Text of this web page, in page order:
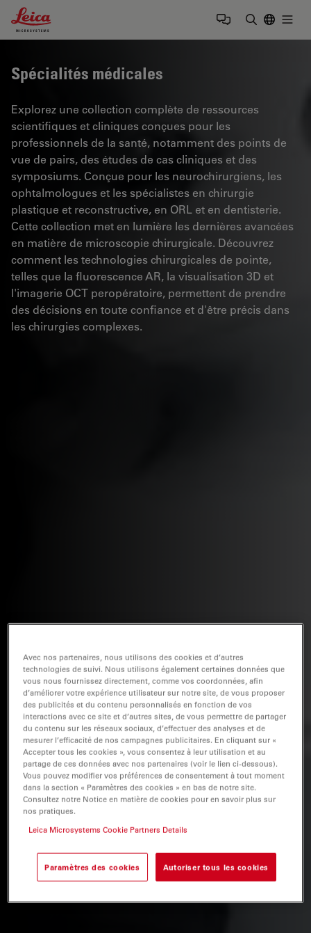
Leica Microsystems Logo
Spécialités médicales
Explorez une collection complète de ressources
scientifiques et cliniques conçues pour les
professionnels de la santé, notamment des points de
vue de pairs, des études de cas cliniques et des
symposiums. Conçue pour les neurochirurgiens, les
ophtalmologues et les spécialistes en chirurgie
plastique et reconstructive, en ORL et en dentisterie.
Cette collection met en lumière les dernières avancées
en matière de microscopie chirurgicale. Découvrez
comment les technologies chirurgicales de pointe,
telles que la fluorescence AR, la visualisation 3D et
l'imagerie OCT peropératoire, permettent de prendre
des décisions en toute confiance et d'être précis dans
les chirurgies complexes.
Avec nos partenaires, nous utilisons des cookies et d’autres
technologies de suivi. Nous utilisons également certaines données que
vous nous fournissez directement, comme vos coordonnées, afin
d’améliorer votre expérience utilisateur sur notre site, de vous proposer
des publicités et du contenu personnalisés en fonction de vos
interactions avec ce site et d’autres sites, de vous permettre de partager
du contenu sur les réseaux sociaux, d’effectuer des analyses et de
mesurer l’efficacité de nos campagnes publicitaires. En cliquant sur «
Accepter tous les cookies », vous consentez à leur utilisation et au
partage de ces données avec nos partenaires (voir le lien ci-dessous).
Vous pouvez modifier vos préférences de consentement à tout moment
dans la section « Paramètres des cookies » en bas de notre site.
Consultez notre Notice en matière de cookies pour en savoir plus sur
nos pratiques.
Leica Microsystems Cookie Partners Details
Paramètres des cookies Autoriser tous les cookies